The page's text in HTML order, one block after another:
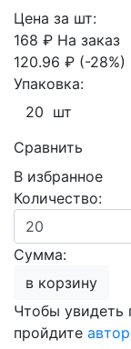
Цена за шт:
168 ₽ На заказ
120.96 ₽ (-28%)
Упаковка:
20 шт
Сравнить
В избранное
Количество:
Сумма:
в корзину
Чтобы увидеть
пройдите